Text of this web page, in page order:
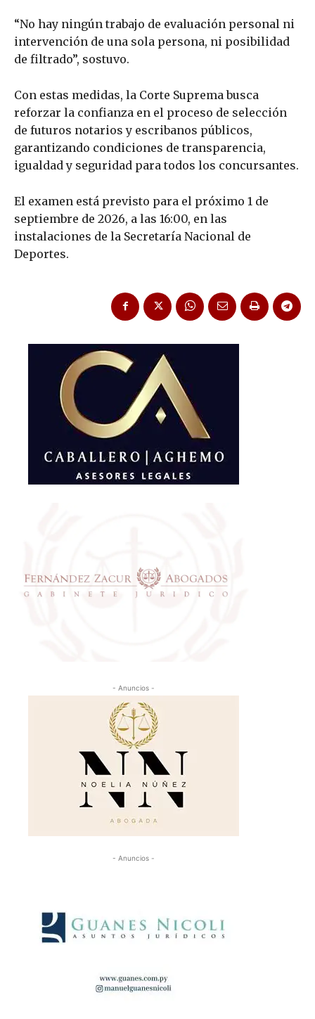
“No hay ningún trabajo de evaluación personal ni
intervención de una sola persona, ni posibilidad
de filtrado”, sostuvo.
Con estas medidas, la Corte Suprema busca
reforzar la confianza en el proceso de selección
de futuros notarios y escribanos públicos,
garantizando condiciones de transparencia,
igualdad y seguridad para todos los concursantes.
El examen está previsto para el próximo 1 de
septiembre de 2026, a las 16:00, en las
instalaciones de la Secretaría Nacional de
Deportes.
- Anuncios -
- Anuncios -